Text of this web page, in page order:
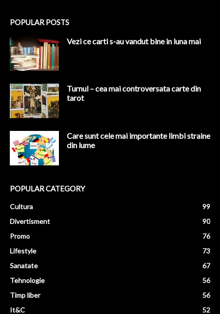
POPULAR POSTS
Vezi ce carti s-au vandut bine in luna mai
Turnul – cea mai controversata carte din
tarot
Care sunt cele mai importante limbi straine
din lume
POPULAR CATEGORY
Cultura
99
Divertisment
90
Promo
76
Lifestyle
73
Sanatate
67
Tehnologie
56
Timp liber
56
It&C
52